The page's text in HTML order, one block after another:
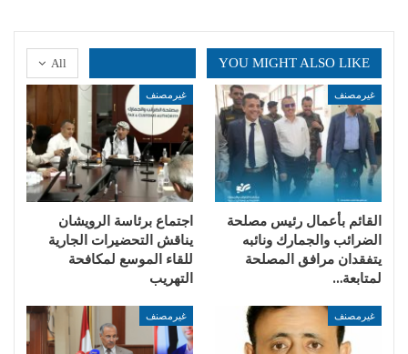
All YOU MIGHT ALSO LIKE
غيرمصنف
القائم بأعمال رئيس مصلحة
الضرائب والجمارك ونائبه
يتفقدان مرافق المصلحة
لمتابعة…
غيرمصنف
اجتماع برئاسة الرويشان
يناقش التحضيرات الجارية
للقاء الموسع لمكافحة
التهريب
غيرمصنف غيرمصنف